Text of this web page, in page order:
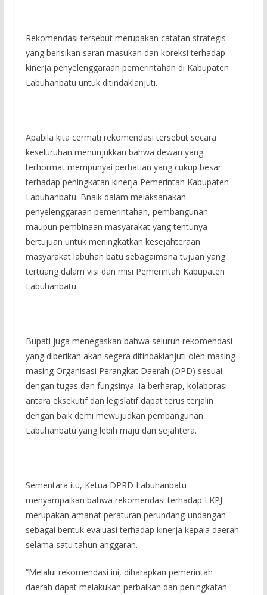
Rekomendasi tersebut merupakan catatan strategis
yang berisikan saran masukan dan koreksi terhadap
kinerja penyelenggaraan pemerintahan di Kabupaten
Labuhanbatu untuk ditindaklanjuti.
Apabila kita cermati rekomendasi tersebut secara
keseluruhan menunjukkan bahwa dewan yang
terhormat mempunyai perhatian yang cukup besar
terhadap peningkatan kinerja Pemerintah Kabupaten
Labuhanbatu. Bnaik dalam melaksanakan
penyelenggaraan pemerintahan, pembangunan
maupun pembinaan masyarakat yang tentunya
bertujuan untuk meningkatkan kesejahteraan
masyarakat labuhan batu sebagaimana tujuan yang
tertuang dalam visi dan misi Pemerintah Kabupaten
Labuhanbatu.
Bupati juga menegaskan bahwa seluruh rekomendasi
yang diberikan akan segera ditindaklanjuti oleh masing-
masing Organisasi Perangkat Daerah (OPD) sesuai
dengan tugas dan fungsinya. Ia berharap, kolaborasi
antara eksekutif dan legislatif dapat terus terjalin
dengan baik demi mewujudkan pembangunan
Labuhanbatu yang lebih maju dan sejahtera.
Sementara itu, Ketua DPRD Labuhanbatu
menyampaikan bahwa rekomendasi terhadap LKPJ
merupakan amanat peraturan perundang-undangan
sebagai bentuk evaluasi terhadap kinerja kepala daerah
selama satu tahun anggaran.
“Melalui rekomendasi ini, diharapkan pemerintah
daerah dapat melakukan perbaikan dan peningkatan